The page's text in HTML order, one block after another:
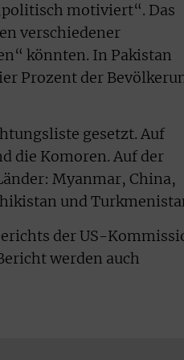
motiviert“. Das
verschiedener
könnten. In Pakistan
Prozent der
gesetzt. Auf
die Komoren. Auf der
Myanmar, China,
und
der US-
werden auch